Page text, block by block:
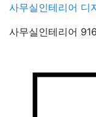
Skip
content
사무실인테리어 디
사무실인테리어 916